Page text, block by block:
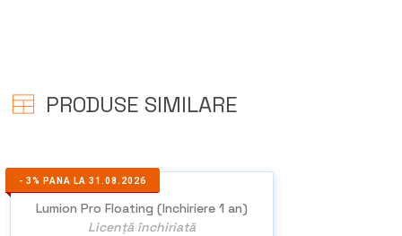
PRODUSE SIMILARE
- 3% PANA LA 31.08.2026
Lumion Pro Floating (Inchiriere 1 an)
Licență închiriată